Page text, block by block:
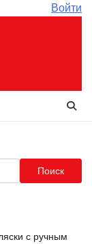
Войти
Поиск
с ручным